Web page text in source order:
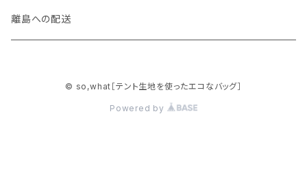
離島への配送
© so,what［テント生地を使ったエコなバッグ］
Powered by